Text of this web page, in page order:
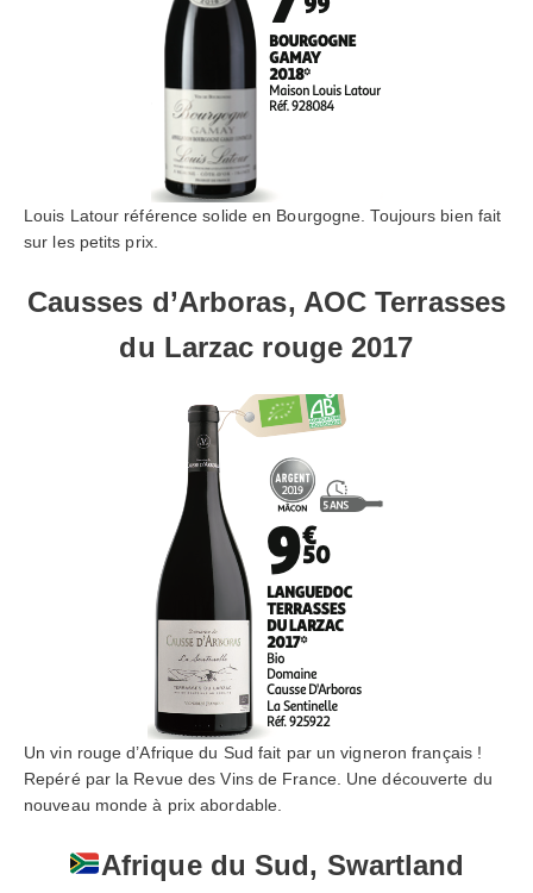
Louis Latour référence solide en Bourgogne. Toujours bien fait
sur les petits prix.
Causses d’Arboras, AOC Terrasses
du Larzac rouge 2017
Un vin rouge d’Afrique du Sud fait par un vigneron français !
Repéré par la Revue des Vins de France. Une découverte du
nouveau monde à prix abordable.
Afrique du Sud, Swartland